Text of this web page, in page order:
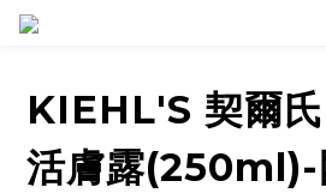
KIEHL'S 契爾
活膚露(250ml)-